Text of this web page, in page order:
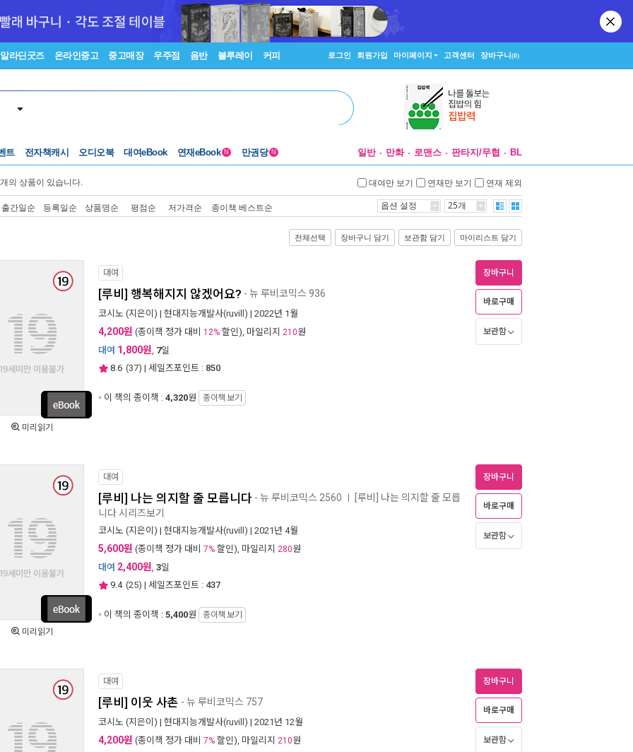
알라딘굿즈 온라인중고 중고매장 우주점 음반 블루레이 커피 로그인 회원가입 마이페이지 고객센터 장바구니(0)
트 전자책캐시 오디오북 대여eBook 연재eBook N 만권당 N 일반 만화 로맨스 판타지/무협 BL
개의 상품이 있습니다. 대여만 보기 연재만 보기 연재 제외
출간일순 등록일순 상품명순 평점순 저가격순 종이책 베스트순 옵션 설정 25개
전체선택 장바구니 담기 보관함 담기 마이리스트 담기
미리읽기
대여
[루비] 행복해지지 않겠어요? - 뉴 루비코믹스 936
코시노 (지은이) | 현대지능개발사(ruvill) | 2022년 1월
4,200원 (종이책 정가 대비 12% 할인), 마일리지 210원
대여 1,800원, 7일
8.6 (37) | 세일즈포인트 : 850
이 책의 종이책 : 4,320원 종이책 보기
장바구니
바로구매
보관함
미리읽기
대여
[루비] 나는 의지할 줄 모릅니다 - 뉴 루비코믹스 2560 [루비] 나는 의지할 줄 모릅
니다 시리즈보기
코시노 (지은이) | 현대지능개발사(ruvill) | 2021년 4월
5,600원 (종이책 정가 대비 7% 할인), 마일리지 280원
대여 2,400원, 3일
9.4 (25) | 세일즈포인트 : 437
이 책의 종이책 : 5,400원 종이책 보기
장바구니
바로구매
보관함
대여
[루비] 이웃 사촌 - 뉴 루비코믹스 757
코시노 (지은이) | 현대지능개발사(ruvill) | 2021년 12월
4,200원 (종이책 정가 대비 7% 할인), 마일리지 210원
장바구니
바로구매
보관함